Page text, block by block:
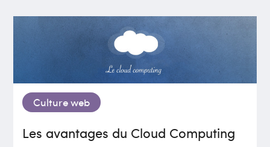
Culture web
Les avantages du Cloud Computing